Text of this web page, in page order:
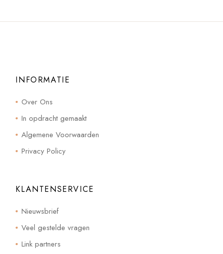
INFORMATIE
Over Ons
In opdracht gemaakt
Algemene Voorwaarden
Privacy Policy
KLANTENSERVICE
Nieuwsbrief
Veel gestelde vragen
Link partners